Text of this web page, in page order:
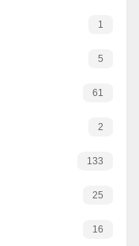
1
5
61
2
133
25
16